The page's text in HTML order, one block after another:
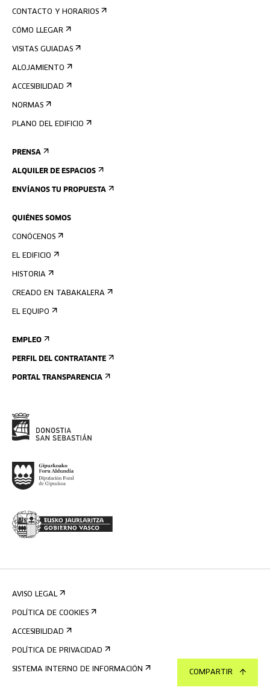
COMPARTIR
CONTACTO Y HORARIOS
CÓMO LLEGAR
VISITAS GUIADAS
ALOJAMIENTO
ACCESIBILIDAD
NORMAS
PLANO DEL EDIFICIO
PRENSA
ALQUILER DE ESPACIOS
ENVÍANOS TU PROPUESTA
QUIÉNES SOMOS
CONÓCENOS
EL EDIFICIO
HISTORIA
CREADO EN TABAKALERA
EL EQUIPO
EMPLEO
PERFIL DEL CONTRATANTE
PORTAL TRANSPARENCIA
AVISO LEGAL
POLÍTICA DE COOKIES
ACCESIBILIDAD
POLÍTICA DE PRIVACIDAD
SISTEMA INTERNO DE INFORMACIÓN